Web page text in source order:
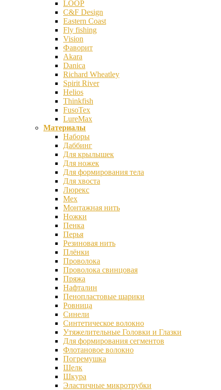
LOOP
C&F Design
Eastern Coast
Fly fishing
Vision
Фаворит
Akara
Danica
Richard Wheatley
Spirit River
Helios
Thinkfish
FusoTex
LureMax
Материалы
Наборы
Даббинг
Для крылышек
Для ножек
Для формирования тела
Для хвоста
Люрекс
Мех
Монтажная нить
Ножки
Пенка
Перья
Резиновая нить
Плёнки
Проволока
Проволока свинцовая
Пряжа
Нафталин
Пенопластовые шарики
Ровница
Синели
Синтетическое волокно
Утяжелительные Головки и Глазки
Для формирования сегментов
Флотановое волокно
Погремушка
Шелк
Шкура
Эластичные микротрубки